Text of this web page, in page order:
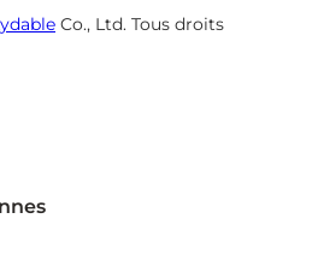
Co., Ltd. Tous droits